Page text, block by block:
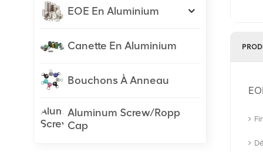
EOE En Aluminium
Canette En Aluminium
Bouchons À Anneau
Aluminum Screw/Ropp
Cap